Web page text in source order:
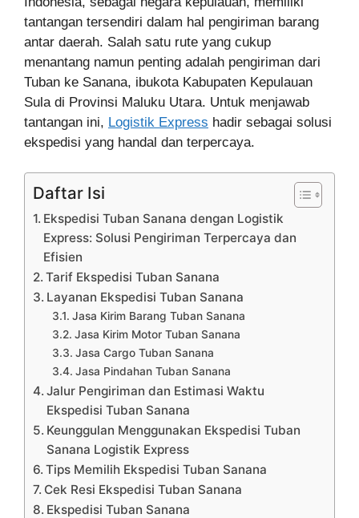
tantangan tersendiri dalam hal pengiriman barang
antar daerah. Salah satu rute yang cukup
menantang namun penting adalah pengiriman dari
Tuban ke Sanana, ibukota Kabupaten Kepulauan
Sula di Provinsi Maluku Utara. Untuk menjawab
tantangan ini, Logistik Express hadir sebagai solusi
ekspedisi yang handal dan terpercaya.
Daftar Isi
Ekspedisi Tuban Sanana dengan Logistik
Express: Solusi Pengiriman Terpercaya dan
Efisien
Tarif Ekspedisi Tuban Sanana
Layanan Ekspedisi Tuban Sanana
Jasa Kirim Barang Tuban Sanana
Jasa Kirim Motor Tuban Sanana
Jasa Cargo Tuban Sanana
Jasa Pindahan Tuban Sanana
Jalur Pengiriman dan Estimasi Waktu
Ekspedisi Tuban Sanana
Keunggulan Menggunakan Ekspedisi Tuban
Sanana Logistik Express
Tips Memilih Ekspedisi Tuban Sanana
Cek Resi Ekspedisi Tuban Sanana
Ekspedisi Tuban Sanana